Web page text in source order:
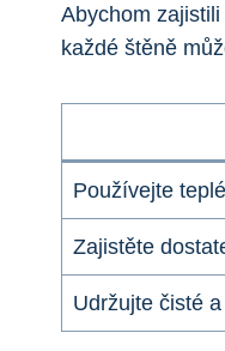
Abychom
každé štěně
Používejte
Zajistěte
Udržujte čisté